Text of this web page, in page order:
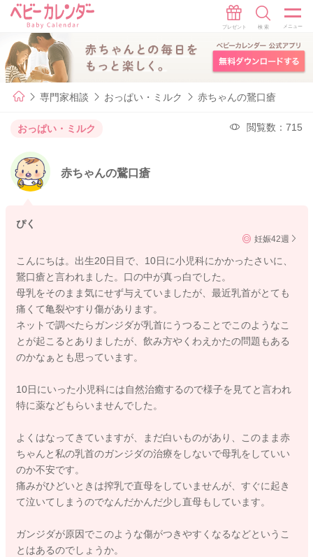
専門家相談 おっぱい・ミルク 赤ちゃんの鵞口瘡
おっぱい・ミルク 閲覧数：715
赤ちゃんの鵞口瘡
ぴく
妊娠42週
こんにちは。出生20日目で、10日に小児科にかかったさいに、
鵞口瘡と言われました。口の中が真っ白でした。
母乳をそのまま気にせず与えていましたが、最近乳首がとても
痛くて亀裂やすり傷があります。
ネットで調べたらガンジダが乳首にうつることでこのようなこ
とが起こるとありましたが、飲み方やくわえかたの問題もある
のかなぁとも思っています。
10日にいった小児科には自然治癒するので様子を見てと言われ
特に薬などもらいませんでした。
よくはなってきていますが、まだ白いものがあり、このまま赤
ちゃんと私の乳首のガンジダの治療をしないで母乳をしていい
のか不安です。
痛みがひどいときは搾乳で直母をしていませんが、すぐに起き
て泣いてしまうのでなんだかんだ少し直母もしています。
ガンジダが原因でこのような傷がつきやすくなるなどというこ
とはあるのでしょうか。